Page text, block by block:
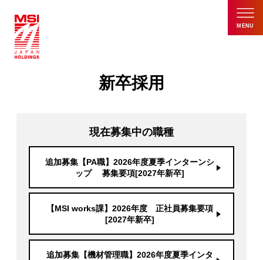
MENU
新卒採用
現在募集中の職種
追加募集【PA職】2026年度夏季インターンシ
ップ 募集要項[2027年新卒]
【MSI works課】2026年度 正社員募集要項
[2027年新卒]
追加募集【機材管理職】2026年度夏季インタ